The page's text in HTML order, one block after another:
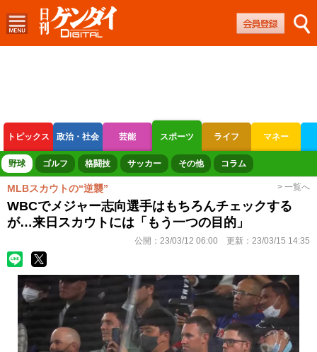
トピックス 政治・社会 芸能 スポーツ ライフ マネー
ボートレース 競輪 オートレース
野球 ゴルフ 格闘技 サッカー その他 コラム
MLBスカウトの“逆襲” > 一覧へ
WBCでメジャー志向選手はもちろんチェックする
が…来日スカウトには「もう一つの目的」
公開： 23/03/12 06:00 更新： 23/03/15 14:35